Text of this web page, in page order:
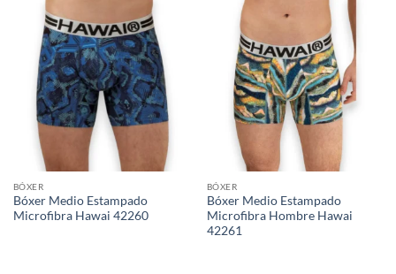
BÓXER
Bóxer Medio Estampado
Microfibra Hawai 42260
BÓXER
Bóxer Medio Estampado
Microfibra Hombre Hawai
42261